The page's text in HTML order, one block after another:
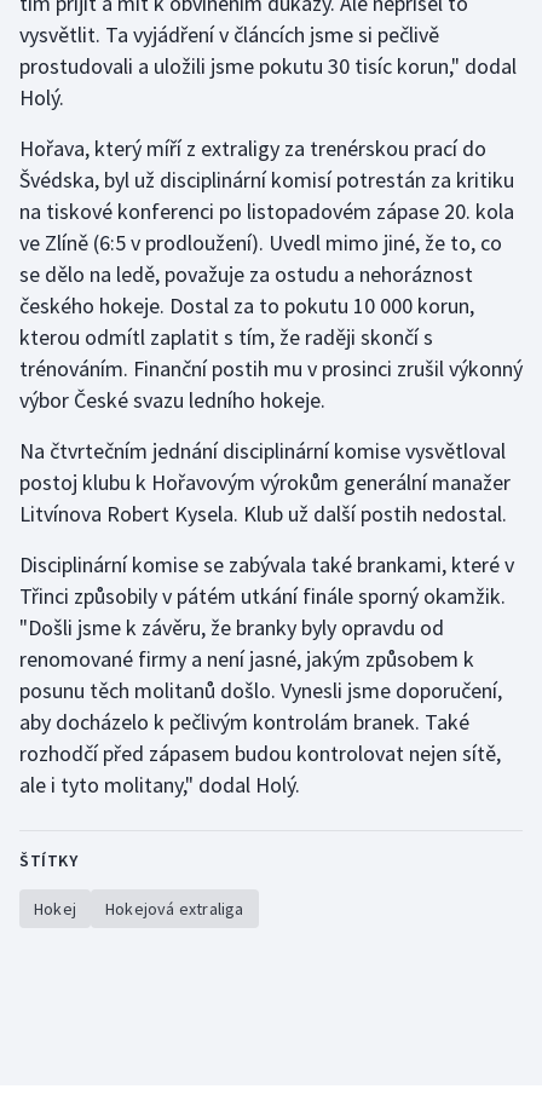
Stolní tenis
Triatlon
Veslování
Vodní slalom
Volejbal
Ostatní
vysvětlit. Ta vyjádření v článcích jsme si pečlivě
prostudovali a uložili jsme pokutu 30 tisíc korun," dodal
Holý.
Hořava, který míří z extraligy za trenérskou prací do
Švédska, byl už disciplinární komisí potrestán za kritiku
na tiskové konferenci po listopadovém zápase 20. kola
ve Zlíně (6:5 v prodloužení). Uvedl mimo jiné, že to, co
se dělo na ledě, považuje za ostudu a nehoráznost
českého hokeje. Dostal za to pokutu 10 000 korun,
kterou odmítl zaplatit s tím, že raději skončí s
trénováním. Finanční postih mu v prosinci zrušil výkonný
výbor České svazu ledního hokeje.
Na čtvrtečním jednání disciplinární komise vysvětloval
postoj klubu k Hořavovým výrokům generální manažer
Litvínova Robert Kysela. Klub už další postih nedostal.
Disciplinární komise se zabývala také brankami, které v
Třinci způsobily v pátém utkání finále sporný okamžik.
"Došli jsme k závěru, že branky byly opravdu od
renomované firmy a není jasné, jakým způsobem k
posunu těch molitanů došlo. Vynesli jsme doporučení,
aby docházelo k pečlivým kontrolám branek. Také
rozhodčí před zápasem budou kontrolovat nejen sítě,
ale i tyto molitany," dodal Holý.
ŠTÍTKY
Hokej Hokejová extraliga